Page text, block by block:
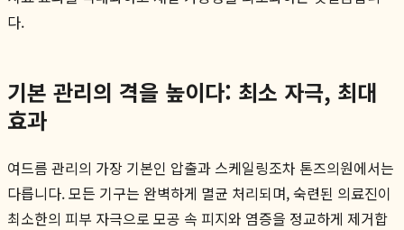
다.
기본 관리의 격을 높이다: 최소 자극, 최대
효과
여드름 관리의 가장 기본인 압출과 스케일링조차 톤즈의원에서는
다릅니다. 모든 기구는 완벽하게 멸균 처리되며, 숙련된 의료진이
최소한의 피부 자극으로 모공 속 피지와 염증을 정교하게 제거합